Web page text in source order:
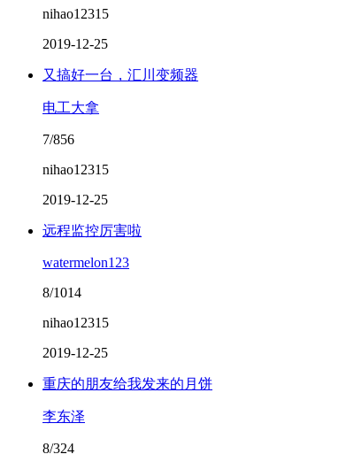
nihao12315
2019-12-25
又搞好一台，汇川变频器
电工大拿
7/856
nihao12315
2019-12-25
远程监控厉害啦
watermelon123
8/1014
nihao12315
2019-12-25
重庆的朋友给我发来的月饼
李东泽
8/324